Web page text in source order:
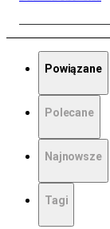
Powiązane
Polecane
Najnowsze
Tagi